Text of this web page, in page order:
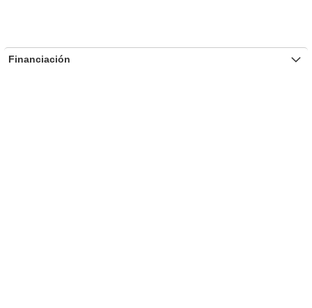
Financiación